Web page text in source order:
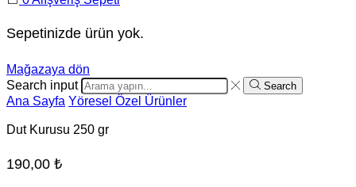
Sepetinizde ürün yok.
Mağazaya dön
Search input
Search
Ana Sayfa Yöresel Özel Ürünler
Dut Kurusu 250 gr
190,00 ₺